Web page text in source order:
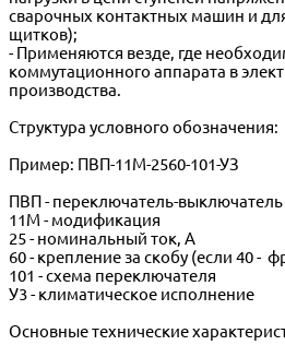
сварочных контактных машин и
щитков);
- Применяются везде, где
коммутационного аппарата в
производства.
Структура условного обозначения:
Пример: ПВП-11М-2560-101-УЗ
ПВП - переключатель-
11М - модификация
25 - номинальный ток, А
60 - крепление за скобу (если 40 -
101 - схема переключателя
У3 - климатическое исполнение
Основные технические